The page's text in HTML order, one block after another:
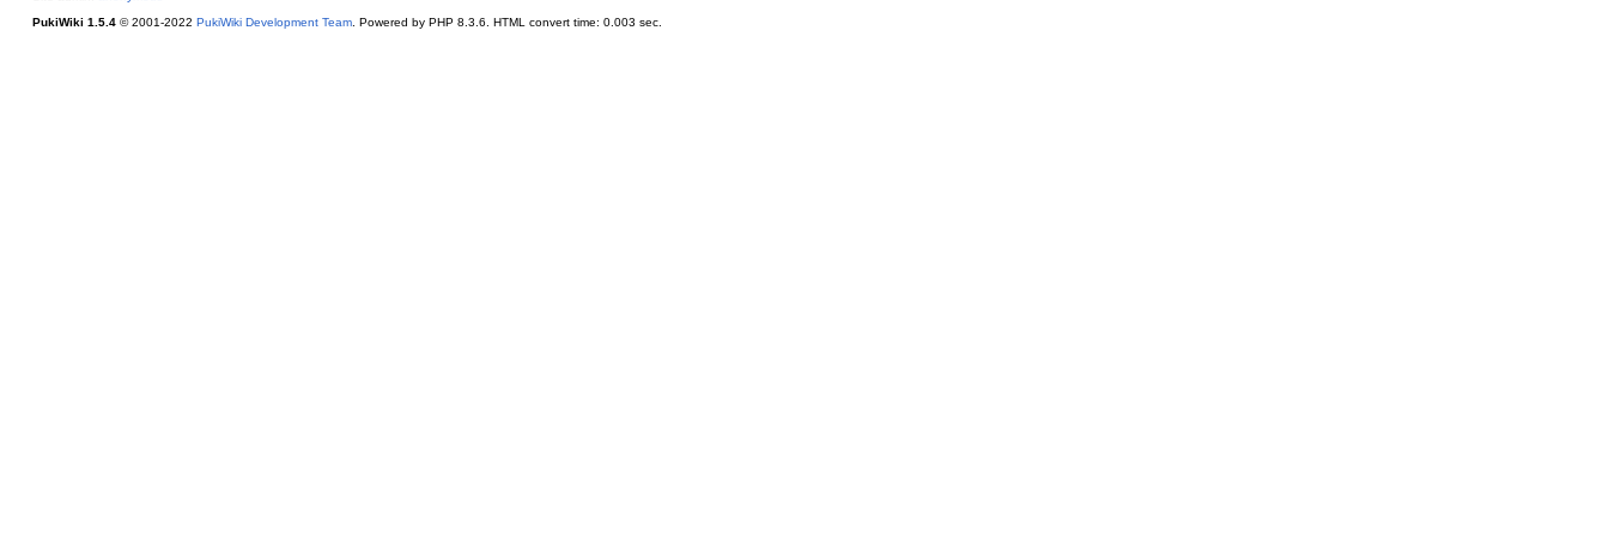
PukiWiki 1.5.4© 2001-2022 PukiWiki Development Team. Powered by PHP 8.3.6. HTML convert time: 0.003 sec.